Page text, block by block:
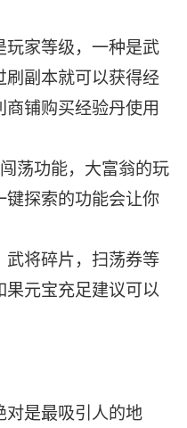
家等级，一种是武
副本就可以获得经
铺购买经验丹使用
荡功能，大富翁的玩
探索的功能会让你
将碎片，扫荡券等
元宝充足建议可以
是最吸引人的地